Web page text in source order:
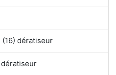
dératiseur